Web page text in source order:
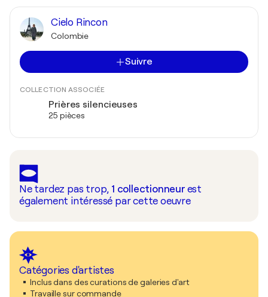
Cielo Rincon
Colombie
Suivre
COLLECTION ASSOCIÉE
Prières silencieuses
25 pièces
Ne tardez pas trop, 1 collectionneur est
également intéressé par cette oeuvre
Catégories d'artistes
Inclus dans des curations de galeries d'art
Travaille sur commande